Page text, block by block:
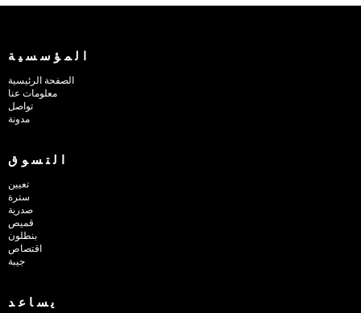
المؤسسية
الصفحة الرئيسية
معلومات عنا
تواصل
مدونة
التسوق
تعيين
سترة
صدرية
قميص
بنطلون
اقتصاص
جيبة
يساعد